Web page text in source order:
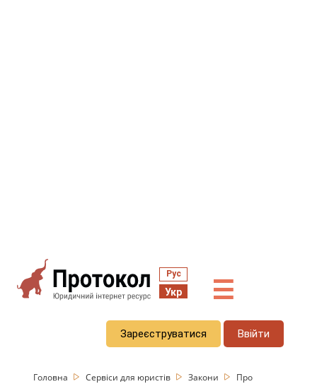
Рус
Укр ☰
Зареєструватися Ввійти
Головна Сервіси для юристів Закони
Про